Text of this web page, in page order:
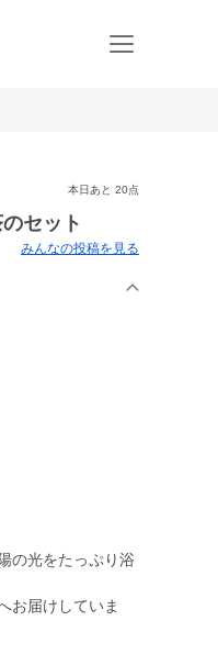
本日あと 20点
セット
みんなの投稿を見る
の光をたっぷり浴
お届けしていま